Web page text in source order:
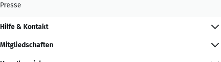
Presse
Hilfe & Kontakt
Mitgliedschaften